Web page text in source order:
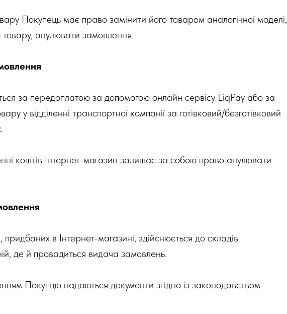
Покупець має право замінити його товаром аналогічної моделі,
товару, анулювати замовлення.
за передоплатою за допомогою онлайн сервісу LiqPay або за
у відділенні транспортної компанії за готівковий/безготівковий
коштів Інтернет-магазин залишає за собою право анулювати
придбаних в Інтернет-магазині, здійснюється до складів
де й провадиться видача замовлень.
Покупцю надаються документи згідно із законодавством